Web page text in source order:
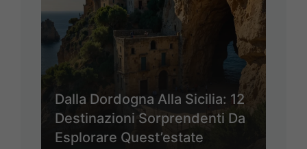
Dalla Dordogna Alla Sicilia: 12
Destinazioni Sorprendenti Da
Esplorare Quest’estate